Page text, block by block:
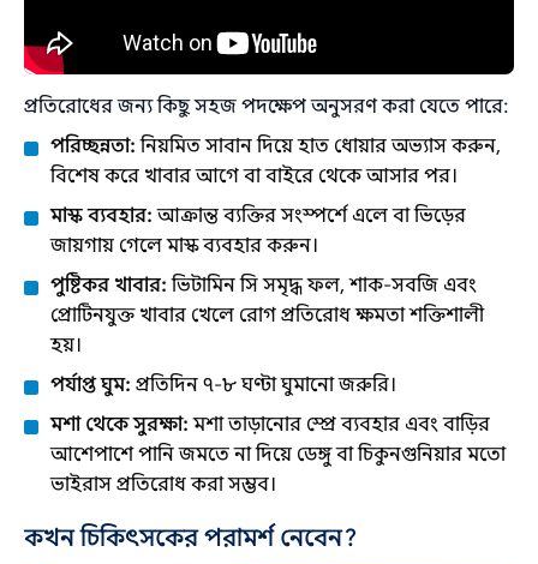
প্রতিরোধের জন্য কিছু সহজ পদক্ষেপ অনুসরণ করা যেতে পারে:
পরিচ্ছন্নতা: নিয়মিত সাবান দিয়ে হাত ধোয়ার অভ্যাস করুন,
বিশেষ করে খাবার আগে বা বাইরে থেকে আসার পর।
মাস্ক ব্যবহার: আক্রান্ত ব্যক্তির সংস্পর্শে এলে বা ভিড়ের
জায়গায় গেলে মাস্ক ব্যবহার করুন।
পুষ্টিকর খাবার: ভিটামিন সি সমৃদ্ধ ফল, শাক-সবজি এবং
প্রোটিনযুক্ত খাবার খেলে রোগ প্রতিরোধ ক্ষমতা শক্তিশালী
হয়।
পর্যাপ্ত ঘুম: প্রতিদিন ৭-৮ ঘণ্টা ঘুমানো জরুরি।
মশা থেকে সুরক্ষা: মশা তাড়ানোর স্প্রে ব্যবহার এবং বাড়ির
আশেপাশে পানি জমতে না দিয়ে ডেঙ্গু বা চিকুনগুনিয়ার মতো
ভাইরাস প্রতিরোধ করা সম্ভব।
কখন চিকিৎসকের পরামর্শ নেবেন?